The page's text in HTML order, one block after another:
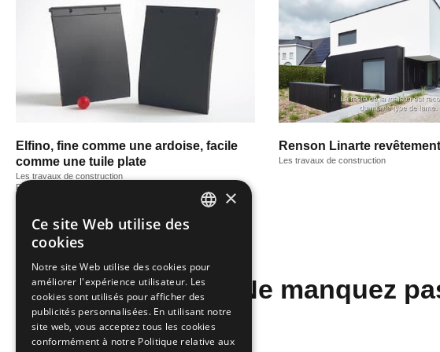
Elfino, fine comme une ardoise, facile
comme une tuile plate
Les travaux de construction
Rénover
Renson Linarte
Les travaux de construction
Ne manquez
×
Ce site Web utilise des
cookies
Notre site Web utilise des cookies pour
améliorer l'expérience utilisateur. Les
cookies sont utilisés pour afficher des
publicités personnalisées. En utilisant notre
site web, vous acceptez tous les cookies
conformément à notre Politique relative aux